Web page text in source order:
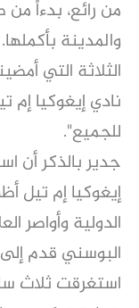
من رائع، بدءاً من
والمدينة
الثلاثة التي
نادي إيغوكيا إم
للجميع".
جدير بالذكر أن
إيغوكيا إم تيل
الدولية وأواصر
البوسني قدم
استغرقت ثلاث